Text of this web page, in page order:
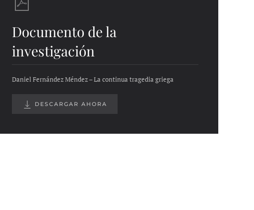
Documento de la
investigación
Daniel Fernández Méndez – La continua tragedia griega
DESCARGAR AHORA